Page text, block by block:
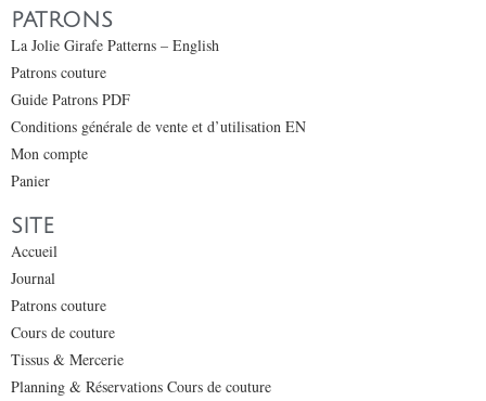
PATRONS
La Jolie Girafe Patterns – English
Patrons couture
Guide Patrons PDF
Conditions générale de vente et d’utilisation EN
Mon compte
Panier
SITE
Accueil
Journal
Patrons couture
Cours de couture
Tissus & Mercerie
Planning & Réservations Cours de couture